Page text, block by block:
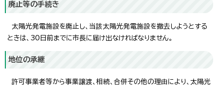
廃止等の手続き
太陽光発電施設を廃止し、当該太陽光発電施設を撤去しようとする
ときは、30日前までに市長に届け出なければなりません。
地位の承継
許可事業者等から事業譲渡、相続、合併その他の理由により、太陽光